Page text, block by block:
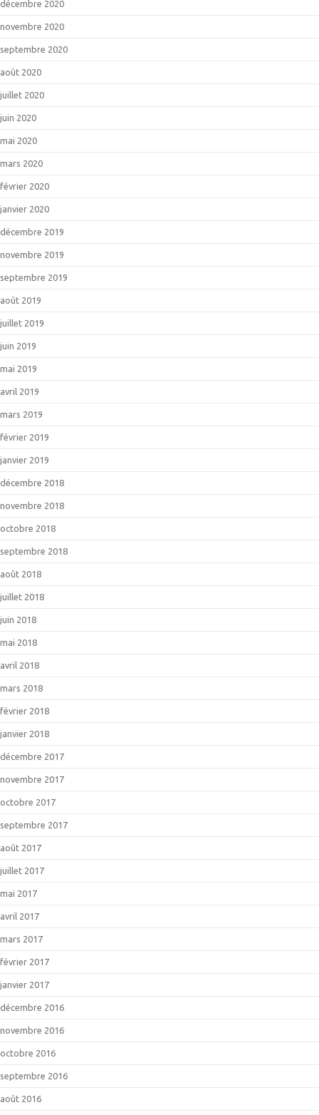
décembre 2020
novembre 2020
septembre 2020
août 2020
juillet 2020
juin 2020
mai 2020
mars 2020
février 2020
janvier 2020
décembre 2019
novembre 2019
septembre 2019
août 2019
juillet 2019
juin 2019
mai 2019
avril 2019
mars 2019
février 2019
janvier 2019
décembre 2018
novembre 2018
octobre 2018
septembre 2018
août 2018
juillet 2018
juin 2018
mai 2018
avril 2018
mars 2018
février 2018
janvier 2018
décembre 2017
novembre 2017
octobre 2017
septembre 2017
août 2017
juillet 2017
mai 2017
avril 2017
mars 2017
février 2017
janvier 2017
décembre 2016
novembre 2016
octobre 2016
septembre 2016
août 2016